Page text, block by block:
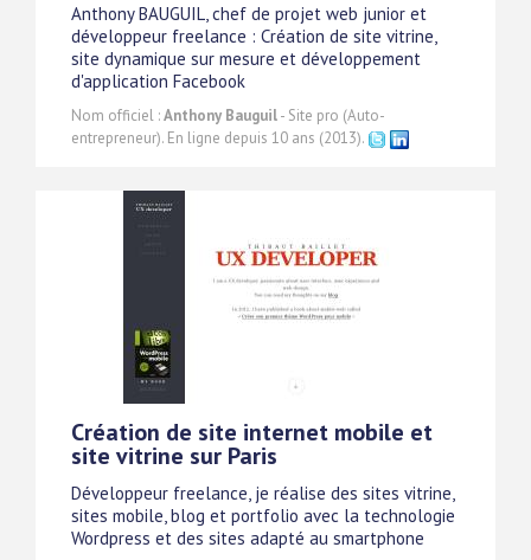
Anthony BAUGUIL, chef de projet web junior et
développeur freelance : Création de site vitrine,
site dynamique sur mesure et développement
d'application Facebook
Nom officiel :Anthony Bauguil- Site pro (Auto-
entrepreneur). En ligne depuis 10 ans (2013).
Création de site internet mobile et
site vitrine sur Paris
Développeur freelance, je réalise des sites vitrine,
sites mobile, blog et portfolio avec la technologie
Wordpress et des sites adapté au smartphone